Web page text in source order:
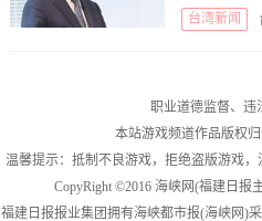
台湾新闻
职业道德监督、违
本站游戏频道作品版权
温馨提示：抵制不良游戏，拒绝盗版游戏
CopyRight ©2016 海峡网(福建日报
福建日报报业集团拥有海峡都市报(海峡网)